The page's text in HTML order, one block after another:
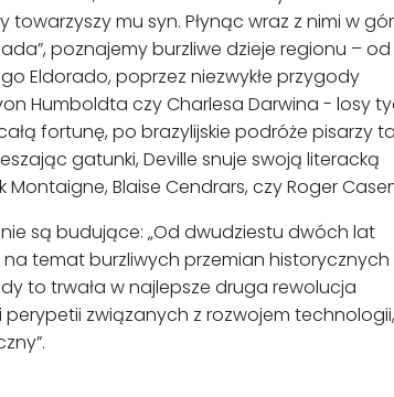
mu syn. Płynąc wraz z nimi w
poznajemy burzliwe dzieje regionu – od
Eldorado, poprzez niezwykłe przygody
Humboldta czy Charlesa Darwina - losy
fortunę, po brazylijskie podróże pisarzy
gatunki, Deville snuje swoją literacką
Blaise Cendrars, czy Roger
są budujące: „Od dwudziestu dwóch lat
temat burzliwych przemian historycznych
to trwała w najlepsze druga rewolucja
perypetii związanych z rozwojem technologii,